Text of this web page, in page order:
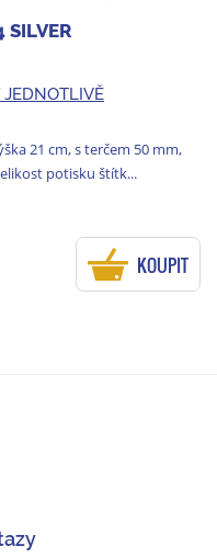
JEDNOTLIVĚ
21 cm, s terčem 50 mm,
potisku štítk...
KOUPIT